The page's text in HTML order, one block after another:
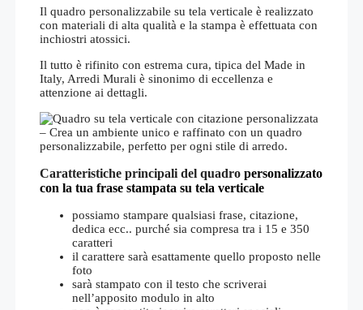
Il quadro personalizzabile su tela verticale è realizzato
con materiali di alta qualità e la stampa è effettuata con
inchiostri atossici.
Il tutto è rifinito con estrema cura, tipica del Made in
Italy, Arredi Murali è sinonimo di eccellenza e
attenzione ai dettagli.
Caratteristiche principali del quadro personalizzato
con la tua frase stampata su tela verticale
possiamo stampare qualsiasi frase, citazione,
dedica ecc.. purché sia compresa tra i 15 e 350
caratteri
il carattere sarà esattamente quello proposto nelle
foto
sarà stampato con il testo che scriverai
nell’apposito modulo in alto